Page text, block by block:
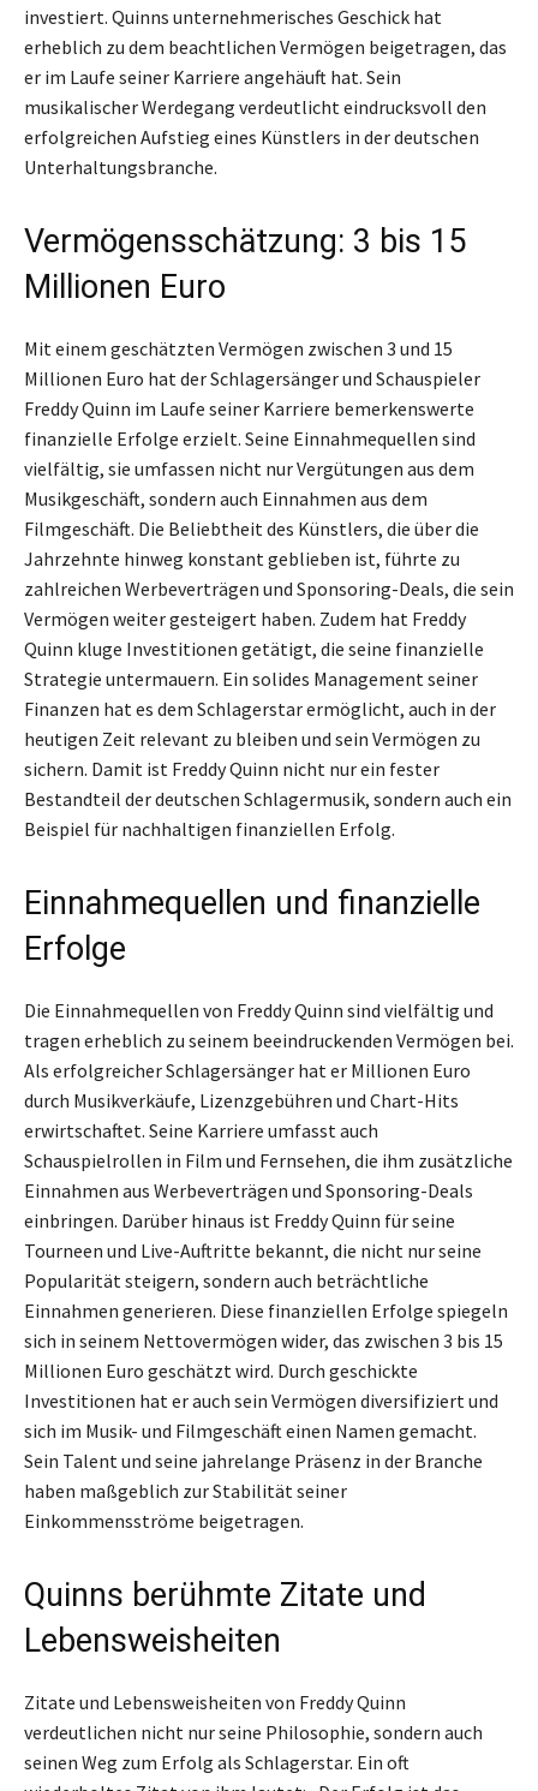
investiert. Quinns unternehmerisches Geschick hat
erheblich zu dem beachtlichen Vermögen beigetragen, das
er im Laufe seiner Karriere angehäuft hat. Sein
musikalischer Werdegang verdeutlicht eindrucksvoll den
erfolgreichen Aufstieg eines Künstlers in der deutschen
Unterhaltungsbranche.
Vermögensschätzung: 3 bis 15
Millionen Euro
Mit einem geschätzten Vermögen zwischen 3 und 15
Millionen Euro hat der Schlagersänger und Schauspieler
Freddy Quinn im Laufe seiner Karriere bemerkenswerte
finanzielle Erfolge erzielt. Seine Einnahmequellen sind
vielfältig, sie umfassen nicht nur Vergütungen aus dem
Musikgeschäft, sondern auch Einnahmen aus dem
Filmgeschäft. Die Beliebtheit des Künstlers, die über die
Jahrzehnte hinweg konstant geblieben ist, führte zu
zahlreichen Werbeverträgen und Sponsoring-Deals, die sein
Vermögen weiter gesteigert haben. Zudem hat Freddy
Quinn kluge Investitionen getätigt, die seine finanzielle
Strategie untermauern. Ein solides Management seiner
Finanzen hat es dem Schlagerstar ermöglicht, auch in der
heutigen Zeit relevant zu bleiben und sein Vermögen zu
sichern. Damit ist Freddy Quinn nicht nur ein fester
Bestandteil der deutschen Schlagermusik, sondern auch ein
Beispiel für nachhaltigen finanziellen Erfolg.
Einnahmequellen und finanzielle
Erfolge
Die Einnahmequellen von Freddy Quinn sind vielfältig und
tragen erheblich zu seinem beeindruckenden Vermögen bei.
Als erfolgreicher Schlagersänger hat er Millionen Euro
durch Musikverkäufe, Lizenzgebühren und Chart-Hits
erwirtschaftet. Seine Karriere umfasst auch
Schauspielrollen in Film und Fernsehen, die ihm zusätzliche
Einnahmen aus Werbeverträgen und Sponsoring-Deals
einbringen. Darüber hinaus ist Freddy Quinn für seine
Tourneen und Live-Auftritte bekannt, die nicht nur seine
Popularität steigern, sondern auch beträchtliche
Einnahmen generieren. Diese finanziellen Erfolge spiegeln
sich in seinem Nettovermögen wider, das zwischen 3 bis 15
Millionen Euro geschätzt wird. Durch geschickte
Investitionen hat er auch sein Vermögen diversifiziert und
sich im Musik- und Filmgeschäft einen Namen gemacht.
Sein Talent und seine jahrelange Präsenz in der Branche
haben maßgeblich zur Stabilität seiner
Einkommensströme beigetragen.
Quinns berühmte Zitate und
Lebensweisheiten
Zitate und Lebensweisheiten von Freddy Quinn
verdeutlichen nicht nur seine Philosophie, sondern auch
seinen Weg zum Erfolg als Schlagerstar. Ein oft